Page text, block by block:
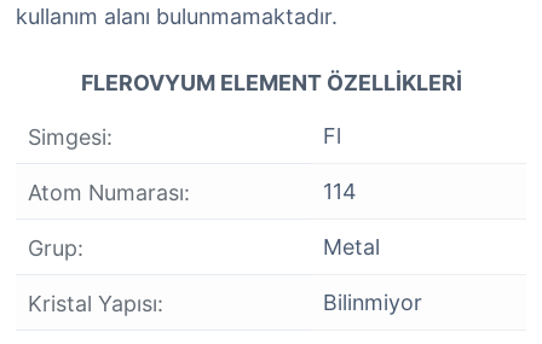
kullanım alanı bulunmamaktadır.
FLEROVYUM ELEMENT ÖZELLIKLERI
Simgesi: Fl
Atom Numarası: 114
Grup: Metal
Kristal Yapısı: Bilinmiyor